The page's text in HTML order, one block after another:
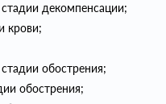
декомпенсации;
крови;
обострения;
обострения;